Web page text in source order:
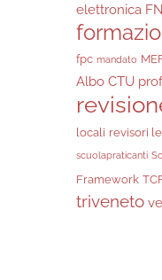
elettronica
fpc mandato
Albo CTU
locali revisori
scuolapraticanti
Framework
triveneto